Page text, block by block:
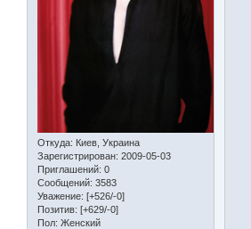
Откуда: Киев, Украина
Зарегистрирован: 2009-05-03
Приглашений: 0
Сообщений: 3583
Уважение: [+526/-0]
Позитив: [+629/-0]
Пол: Женский